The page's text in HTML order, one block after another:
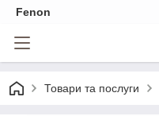
Fenon
Товари та послуги